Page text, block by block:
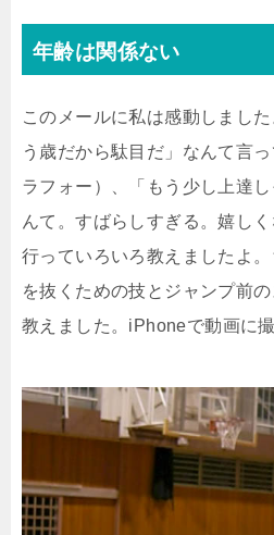
年齢は関係ない
このメールに私は感動しまし
う歳だから駄目だ」なんて言
ラフォー）、「もう少し上達
んて。すばらしすぎる。嬉し
行っていろいろ教えましたよ
を抜くための技とジャンプ前
教えました。iPhoneで動画に撮